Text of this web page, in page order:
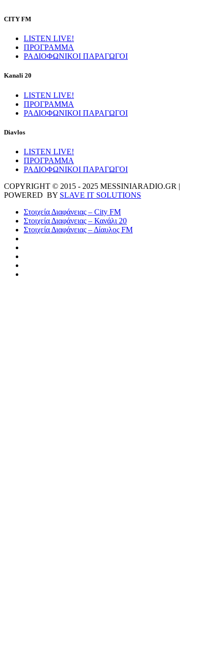
CITY FM
LISTEN LIVE!
ΠΡΟΓΡΑΜΜΑ
ΡΑΔΙΟΦΩΝΙΚΟΙ ΠΑΡΑΓΩΓΟΙ
Kanali 20
LISTEN LIVE!
ΠΡΟΓΡΑΜΜΑ
ΡΑΔΙΟΦΩΝΙΚΟΙ ΠΑΡΑΓΩΓΟΙ
Diavlos
LISTEN LIVE!
ΠΡΟΓΡΑΜΜΑ
ΡΑΔΙΟΦΩΝΙΚΟΙ ΠΑΡΑΓΩΓΟΙ
COPYRIGHT © 2015 - 2025 MESSINIARADIO.GR |
POWERED BY SLAVE IT SOLUTIONS
Στοιχεία Διαφάνειας – City FM
Στοιχεία Διαφάνειας – Κανάλι 20
Στοιχεία Διαφάνειας – Δίαυλος FM